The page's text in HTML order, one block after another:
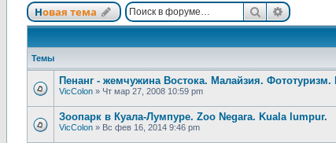
Новая тема
Новая тема Поиск
Темы
Пенанг - жемчужина Востока. Малайзия. Фототуризм.
VicColon » Чт мар 27, 2008 10:59 pm
Зоопарк в Куала-Лумпуре. Zoo Negara. Kuala lumpur.
VicColon » Вс фев 16, 2014 9:46 pm